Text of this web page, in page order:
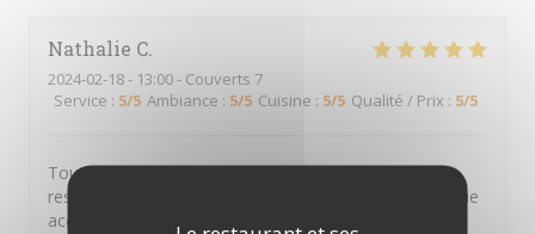
Nathalie C
2024-02-18- 13:00 - Couverts 7
Service : 5/5 Ambiance : 5/5 Cuisine : 5/5 Qualité / Prix : 5/5
Toujours aussi bon et bon accueil… j’ai découvert ce
restaurant il y’a quelques temps et j’avoue être devenue
accro. Merci pour l’accueil et le professionnalisme